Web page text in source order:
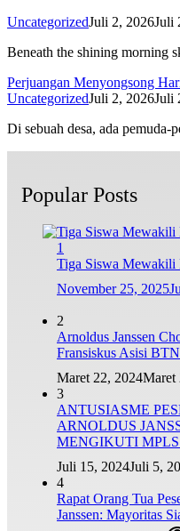
UncategorizedJuli 2, 2026Juli
Beneath the shining morning
Perjuangan Menyongsong
UncategorizedJuli 2, 2026Juli
Di sebuah desa, ada
Popular Posts
1
Tiga Siswa
November 25, 2025
2
Arnoldus Janssen
Fransiskus Asisi
Maret 22, 2024Maret
3
ANTUSIASME
ARNOLDUS
MENGIKUTI
Juli 15, 2024Juli 5,
4
Rapat Orang Tua
Janssen: Mayoritas